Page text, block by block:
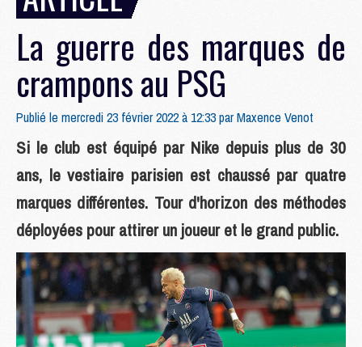
La guerre des marques de
crampons au PSG
Publié le mercredi 23 février 2022 à 12:33 parMaxence Venot
Si le club est équipé par Nike depuis plus de 30
ans, le vestiaire parisien est chaussé par quatre
marques différentes. Tour d'horizon des méthodes
déployées pour attirer un joueur et le grand public.